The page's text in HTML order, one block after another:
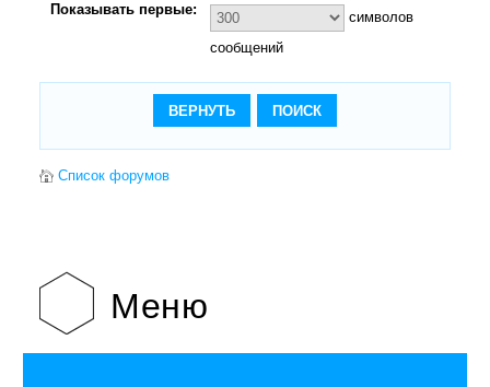
Показывать первые: символов
сообщений
Список форумов
Меню